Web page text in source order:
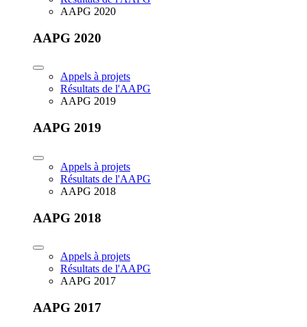
AAPG 2020
AAPG 2020
Appels à projets
Résultats de l'AAPG
AAPG 2019
AAPG 2019
Appels à projets
Résultats de l'AAPG
AAPG 2018
AAPG 2018
Appels à projets
Résultats de l'AAPG
AAPG 2017
AAPG 2017